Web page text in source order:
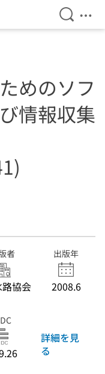
検索を
メ
めのソフ
情報収集
者
路協会
出版年
2008.6
詳細を見
る